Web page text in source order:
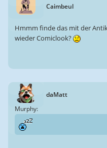
Caimbeul
Hmmm finde das mit der
wieder Comiclook?
daMatt
Murphy: